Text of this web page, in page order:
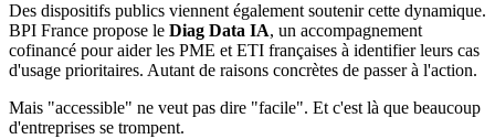
Des dispositifs publics viennent également soutenir cette dynamique.
BPI France propose le Diag Data IA, un accompagnement
cofinancé pour aider les PME et ETI françaises à identifier leurs cas
d'usage prioritaires. Autant de raisons concrètes de passer à l'action.
Mais "accessible" ne veut pas dire "facile". Et c'est là que beaucoup
d'entreprises se trompent.